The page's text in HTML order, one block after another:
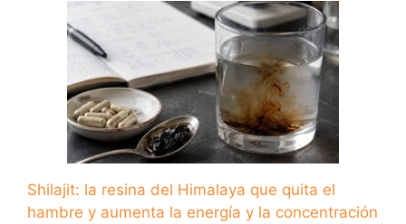
Shilajit: la resina del Himalaya que quita el
hambre y aumenta la energía y la concentración